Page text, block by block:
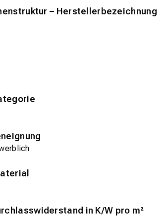
– Herstellerbezeichnung
in K/W pro m²